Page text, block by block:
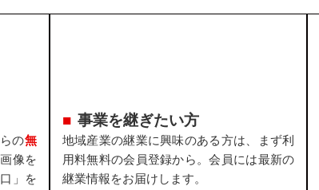
の無
像を
」を
事業を継ぎたい方
地域産業の継業に興味のある方は、まず利
用料無料の会員登録から。会員には最新の
継業情報をお届けします。